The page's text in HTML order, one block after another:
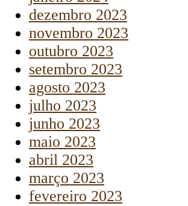
dezembro 2023
novembro 2023
outubro 2023
setembro 2023
agosto 2023
julho 2023
junho 2023
maio 2023
abril 2023
março 2023
fevereiro 2023